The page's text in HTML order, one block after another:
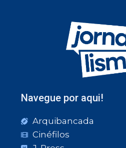
Navegue por aqui!
Arquibancada
Cinéfilos